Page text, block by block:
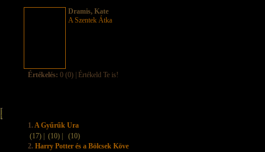
Dramis, Kate
A Szentek Átka
Értékelés: 0 (0) | Értékeld Te is!
1.A Gyűrűk Ura
(17) |
(10) |
(10)
2. Harry Potter és a Bölcsek Köve